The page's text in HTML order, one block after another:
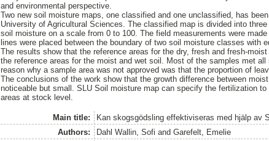
and environmental perspective.
Two new soil moisture maps, one classified and one unclassified, has
University of Agricultural Sciences. The classified map is divided into
soil moisture on a scale from 0 to 100. The field measurements were
lines were placed between the boundary of two soil moisture classes with
The results show that the reference areas for the dry, fresh and fresh-
the reference areas for the moist and wet soil. Most of the samples met
reason why a sample area was not approved was that the proportion of
The conclusions of the work show that the growth difference between
noticeable but small. SLU Soil moisture map can specify the fertilization
areas at stock level.
Main title:
Kan skogsgödsling effektiviseras med hjälp av
Authors:
Dahl Wallin, Sofi and Garefelt, Emelie